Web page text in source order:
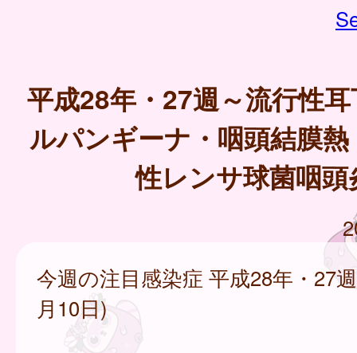
平成28年・27週～流行性
ルパンギーナ・咽頭結膜
性レンサ球菌咽頭
今週の注目感染症 平成28年・27
月10日)